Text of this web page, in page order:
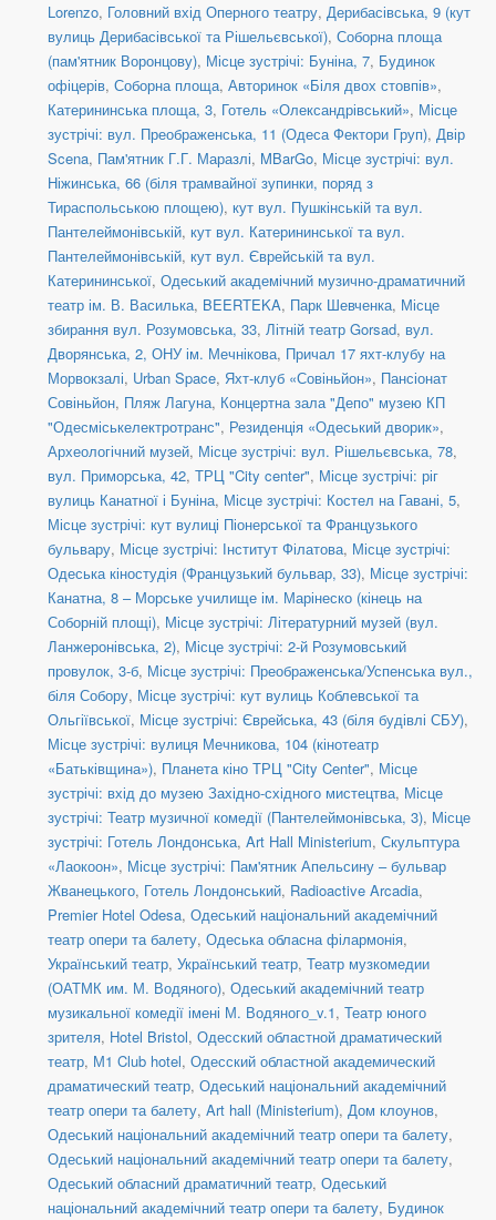
Lorenzo, Головний вхід Оперного театру, Дерибасівська, 9 (кут
вулиць Дерибасівської та Рішельєвської), Соборна площа
(пам'ятник Воронцову), Місце зустрічі: Буніна, 7, Будинок
офіцерів, Соборна площа, Авторинок «Біля двох стовпів»,
Катерининська площа, 3, Готель «Олександрівський», Місце
зустрічі: вул. Преображенська, 11 (Одеса Фектори Груп), Двір
Scena, Пам'ятник Г.Г. Маразлі, MBarGo, Місце зустрічі: вул.
Ніжинська, 66 (біля трамвайної зупинки, поряд з
Тираспольською площею), кут вул. Пушкінській та вул.
Пантелеймонівській, кут вул. Катерининської та вул.
Пантелеймонівській, кут вул. Єврейській та вул.
Катерининської, Одеський академічний музично-драматичний
театр ім. В. Василька, BEERTEKA, Парк Шевченка, Місце
збирання вул. Розумовська, 33, Літній театр Gorsad, вул.
Дворянська, 2, ОНУ ім. Мечнікова, Причал 17 яхт-клубу на
Морвокзалі, Urban Space, Яхт-клуб «Совіньйон», Пансіонат
Совіньйон, Пляж Лагуна, Концертна зала "Депо" музею КП
"Одесміськелектротранс", Резиденція «Одеський дворик»,
Археологічний музей, Місце зустрічі: вул. Рішельєвська, 78,
вул. Приморська, 42, ТРЦ "City center", Місце зустрічі: ріг
вулиць Канатної і Буніна, Місце зустрічі: Костел на Гавані, 5,
Місце зустрічі: кут вулиці Піонерської та Французького
бульвару, Місце зустрічі: Інститут Філатова, Місце зустрічі:
Одеська кіностудія (Французький бульвар, 33), Місце зустрічі:
Канатна, 8 – Морське училище ім. Марінеско (кінець на
Соборній площі), Місце зустрічі: Літературний музей (вул.
Ланжеронівська, 2), Місце зустрічі: 2-й Розумовський
провулок, 3-б, Місце зустрічі: Преображенська/Успенська вул.,
біля Собору, Місце зустрічі: кут вулиць Коблевської та
Ольгіївської, Місце зустрічі: Єврейська, 43 (біля будівлі СБУ),
Місце зустрічі: вулиця Мечникова, 104 (кінотеатр
«Батьківщина»), Планета кіно ТРЦ "City Center", Місце
зустрічі: вхід до музею Західно-східного мистецтва, Місце
зустрічі: Театр музичної комедії (Пантелеймонівська, 3), Місце
зустрічі: Готель Лондонська, Art Hall Ministerium, Скульптура
«Лаокоон», Місце зустрічі: Пам'ятник Апельсину – бульвар
Жванецького, Готель Лондонський, Radioactive Arcadia,
Premier Hotel Odesa, Одеський національний академічний
театр опери та балету, Одеська обласна філармонія,
Український театр, Український театр, Театр музкомедии
(ОАТМК им. М. Водяного), Одеський академічний театр
музикальної комедії імені М. Водяного_v.1, Театр юного
зрителя, Hotel Bristol, Одесский областной драматический
театр, М1 Club hotel, Одесский областной академический
драматический театр, Одеський національний академічний
театр опери та балету, Art hall (Ministerium), Дом клоунов,
Одеський національний академічний театр опери та балету,
Одеський національний академічний театр опери та балету,
Одеський обласний драматичний театр, Одеський
національний академічний театр опери та балету, Будинок